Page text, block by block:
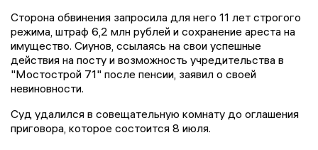
Сторона обвинения запросила для него 11 лет строгого
режима, штраф 6,2 млн рублей и сохранение ареста на
имущество. Сиунов, ссылаясь на свои успешные
действия на посту и возможность учредительства в
"Мостострой 71" после пенсии, заявил о своей
невиновности.
Суд удалился в совещательную комнату до оглашения
приговора, которое состоится 8 июля.